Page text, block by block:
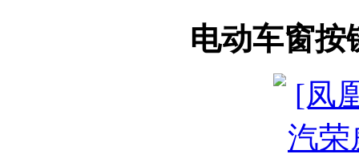
电动车窗按